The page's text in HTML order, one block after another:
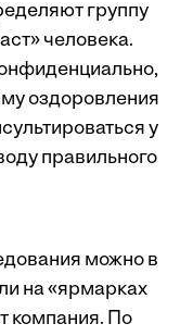
группу
человека.
оздоровления
у
правильного
можно в
на «ярмарках
компания. По